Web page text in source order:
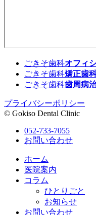
ごきそ歯科オフィ
ごきそ歯科矯正歯
ごきそ歯科歯周病
プライバシーポリシー
© Gokiso Dental Clinic
052-733-7055
お問い合わせ
ホーム
医院案内
コラム
ひとりごと
お知らせ
お問い合わせ